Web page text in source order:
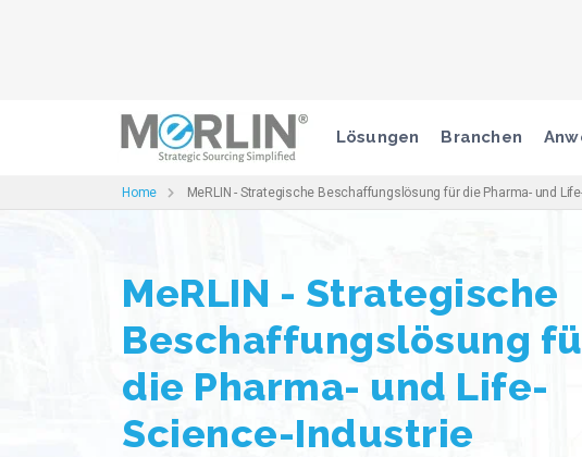
Lösungen Branchen
Home MeRLIN - Strategische Beschaffungslösung für die Pharma- und
MeRLIN - Strategische
Beschaffungslösung
die Pharma- und Life-
Science-Industrie